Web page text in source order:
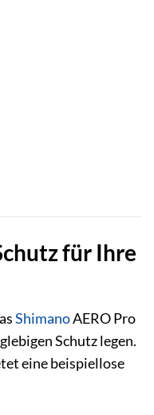
für Ihre
ShimanoAERO Pro
Schutz legen.
eine beispiellose